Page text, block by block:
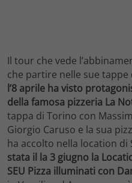
Il tour che vede
che partire nelle sue
l’8 aprile ha visto
della famosa pizzeria La
tappa di Torino con
Giorgio Caruso e la sua
ha accolto nella location di
stata il la 3 giugno la
SEU Pizza illuminati con